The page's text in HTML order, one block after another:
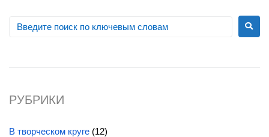
РУБРИКИ
В творческом круге (12)